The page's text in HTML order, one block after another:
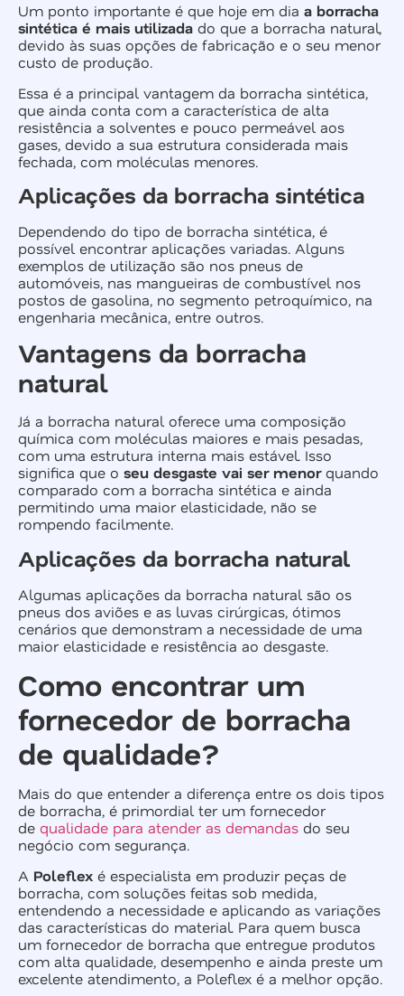
Um ponto importante é que hoje em dia a borracha
sintética é mais utilizada do que a borracha natural,
devido às suas opções de fabricação e o seu menor
custo de produção.
Essa é a principal vantagem da borracha sintética,
que ainda conta com a característica de alta
resistência a solventes e pouco permeável aos
gases, devido a sua estrutura considerada mais
fechada, com moléculas menores.
Aplicações da borracha sintética
Dependendo do tipo de borracha sintética, é
possível encontrar aplicações variadas. Alguns
exemplos de utilização são nos pneus de
automóveis, nas mangueiras de combustível nos
postos de gasolina, no segmento petroquímico, na
engenharia mecânica, entre outros.
Vantagens da borracha
natural
Já a borracha natural oferece uma composição
química com moléculas maiores e mais pesadas,
com uma estrutura interna mais estável. Isso
significa que o seu desgaste vai ser menorquando
comparado com a borracha sintética e ainda
permitindo uma maior elasticidade, não se
rompendo facilmente.
Aplicações da borracha natural
Algumas aplicações da borracha natural são os
pneus dos aviões e as luvas cirúrgicas, ótimos
cenários que demonstram a necessidade de uma
maior elasticidade e resistência ao desgaste.
Como encontrar um
fornecedor de borracha
de qualidade?
Mais do que entender a diferença entre os dois tipos
de borracha, é primordial ter um fornecedor
de qualidade para atender as demandas do seu
negócio com segurança.
A Poleflex é especialista em produzir peças de
borracha, com soluções feitas sob medida,
entendendo a necessidade e aplicando as variações
das características do material. Para quem busca
um fornecedor de borracha que entregue produtos
com alta qualidade, desempenho e ainda preste um
excelente atendimento, a Poleflex é a melhor opção.